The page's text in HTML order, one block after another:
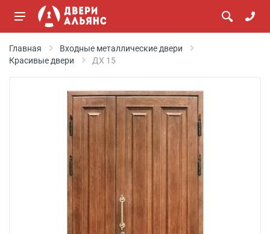
Главная
Входные металлические двери
Красивые двери
ДХ 15